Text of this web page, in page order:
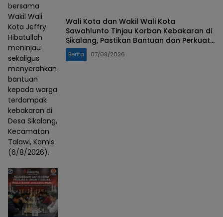
bersama
Wakil Wali
Kota Jeffry
Hibatullah
meninjau
sekaligus
menyerahkan
bantuan
kepada warga
terdampak
kebakaran di
Desa Sikalang,
Kecamatan
Talawi, Kamis
(6/8/2026).
Wali Kota dan Wakil Wali Kota
Sawahlunto Tinjau Korban Kebakaran di
Sikalang, Pastikan Bantuan dan Perkuat
Mitigasi Bencana
Berita 07/08/2026